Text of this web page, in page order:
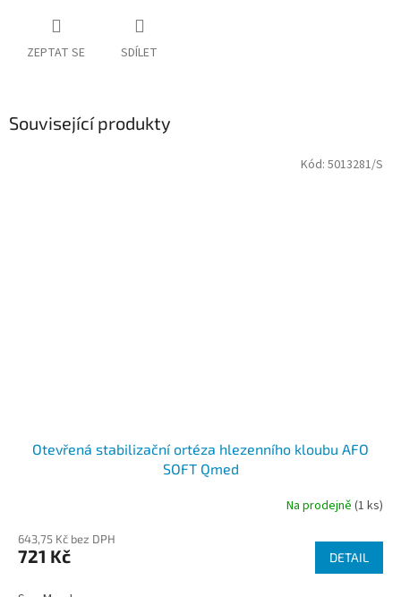
ZEPTAT SE SDÍLET
Související produkty
Otevřená stabilizační ortéza hlezenního kloubu AFO
SOFT Qmed
Na prodejně (1 ks)
643,75 Kč bez DPH
721 Kč DETAIL
Kód: 5013281/S